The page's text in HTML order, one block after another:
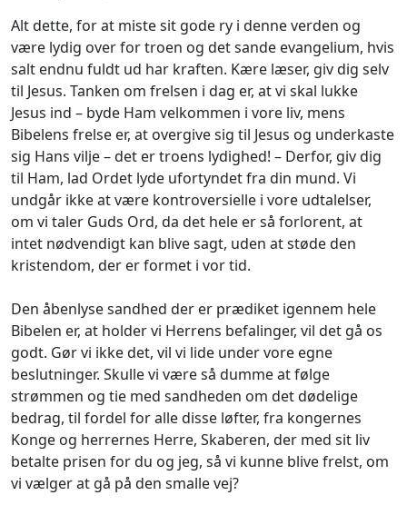
Alt dette, for at miste sit gode ry i denne verden og
være lydig over for troen og det sande evangelium, hvis
salt endnu fuldt ud har kraften. Kære læser, giv dig selv
til Jesus. Tanken om frelsen i dag er, at vi skal lukke
Jesus ind – byde Ham velkommen i vore liv, mens
Bibelens frelse er, at overgive sig til Jesus og underkaste
sig Hans vilje – det er troens lydighed! – Derfor, giv dig
til Ham, lad Ordet lyde ufortyndet fra din mund. Vi
undgår ikke at være kontroversielle i vore udtalelser,
om vi taler Guds Ord, da det hele er så forlorent, at
intet nødvendigt kan blive sagt, uden at støde den
kristendom, der er formet i vor tid.
Den åbenlyse sandhed der er prædiket igennem hele
Bibelen er, at holder vi Herrens befalinger, vil det gå os
godt. Gør vi ikke det, vil vi lide under vore egne
beslutninger. Skulle vi være så dumme at følge
strømmen og tie med sandheden om det dødelige
bedrag, til fordel for alle disse løfter, fra kongernes
Konge og herrernes Herre, Skaberen, der med sit liv
betalte prisen for du og jeg, så vi kunne blive frelst, om
vi vælger at gå på den smalle vej?